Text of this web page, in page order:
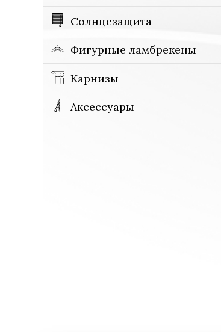
Солнцезащита
Фигурные ламбрекены
Карнизы
Аксессуары